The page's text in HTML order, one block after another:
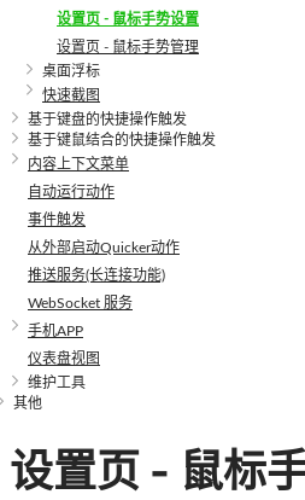
设置页 - 鼠标手势设置
设置页 - 鼠标手势管理
桌面浮标
快速截图
基于键盘的快捷操作触发
基于键鼠结合的快捷操作触发
内容上下文菜单
自动运行动作
事件触发
从外部启动Quicker动作
推送服务(长连接功能)
WebSocket 服务
手机APP
仪表盘视图
维护工具
其他
设置页 - 鼠标